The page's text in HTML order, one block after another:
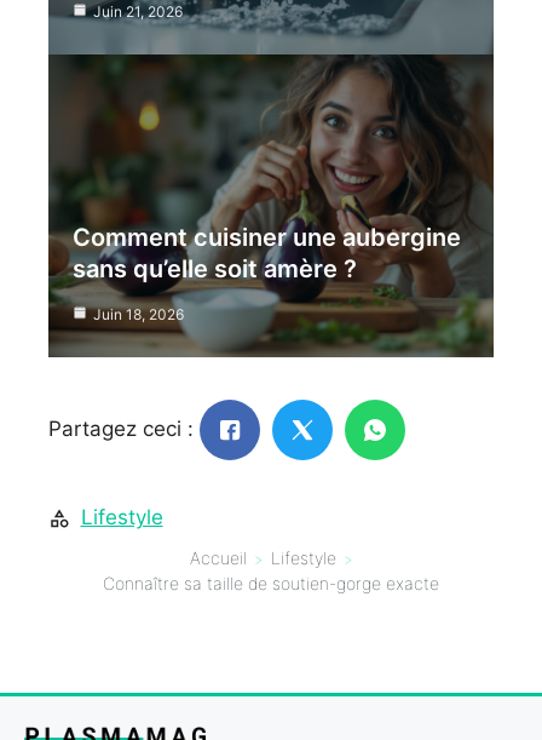
Juin 21, 2026
Comment cuisiner une aubergine
sans qu’elle soit amère ?
Juin 18, 2026
Partagez ceci :
Lifestyle
Accueil
Lifestyle
Connaître sa taille de soutien-gorge exacte